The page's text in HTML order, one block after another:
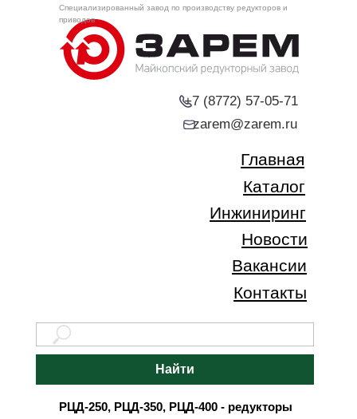
+7 (8772) 57-05-71
Каталог
Инжиниринг
Новости
Главная
Контакты
Вакансии
zarem@zarem.ru
Специализированный завод по производству редукторов и
приводов
Найти
РЦД-250, РЦД-350, РЦД-400 - редукторы